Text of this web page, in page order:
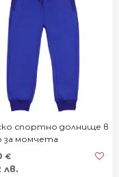
спортно долнище в
за момчета
€
лв.